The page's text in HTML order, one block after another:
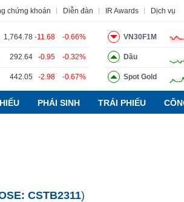
chứng khoán Diễn đàn IR Awards Dịch vụ
1,764.78 -11.68 -0.66%
292.64 -0.95 -0.32%
442.05 -2.98 -0.67%
VN30F1M
Dầu
Spot Gold
PHÁI SINH TRÁI PHIẾU
CSTB2311)
Tin tức Báo cáo phân tích Thuật